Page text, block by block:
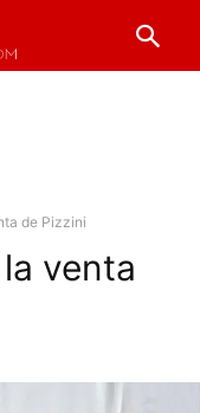
de Pizzini
venta